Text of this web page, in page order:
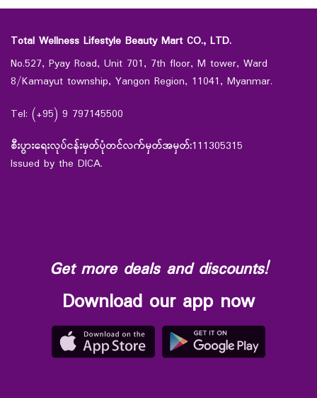
Total Wellness Lifestyle Beauty Mart CO., LTD.
No.527, Pyay Road, Unit 701, 7th floor, M tower, Ward
8/Kamayut township, Yangon Region, 11041, Myanmar.
Tel: (+95) 9 797145500
စီးပွားရေးလုပ်ငန်းမှတ်ပုံတင်လက်မှတ်အမှတ်:111305315
Issued by the DICA.
Get more deals and discounts!
Download our app now